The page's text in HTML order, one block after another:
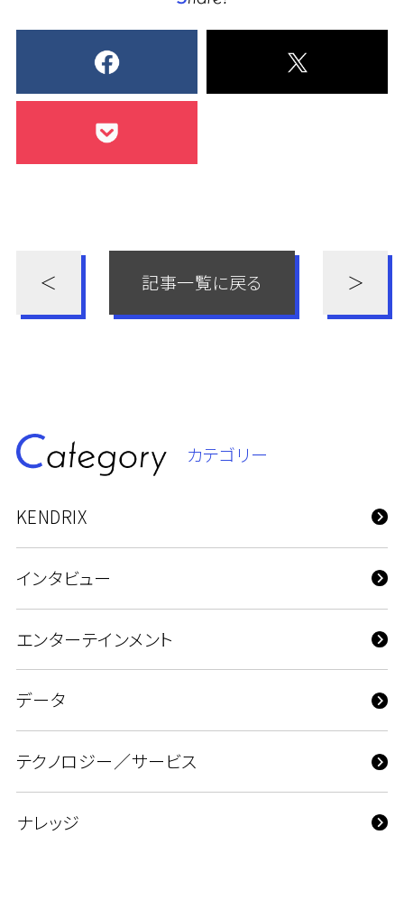
＜ 記事一覧に戻る ＞
カテゴリー
KENDRIX
インタビュー
エンターテインメント
データ
テクノロジー／サービス
ナレッジ